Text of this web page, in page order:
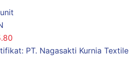
PT. Nagasakti Kurnia Textile